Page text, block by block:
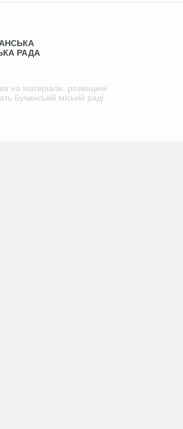
РАДА
на матеріали, розміщені
Бучанській міській раді